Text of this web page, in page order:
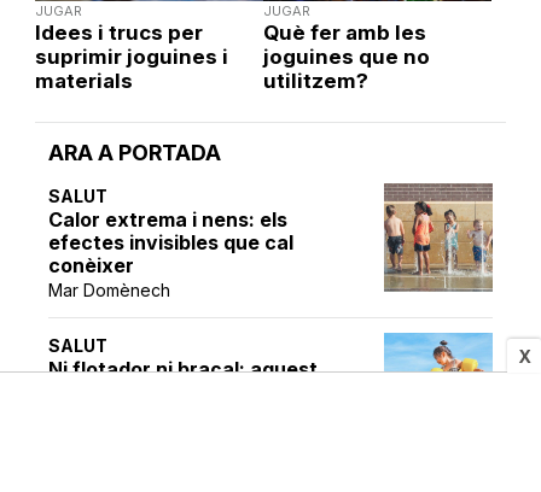
X
ARA A PORTADA
SALUT
Calor extrema i nens: els
efectes invisibles que cal
conèixer
Mar Domènech
SALUT
Ni flotador ni braçal: aquest
JUGAR
Idees i trucs per
suprimir joguines i
materials
JUGAR
Què fer amb les
joguines que no
utilitzem?